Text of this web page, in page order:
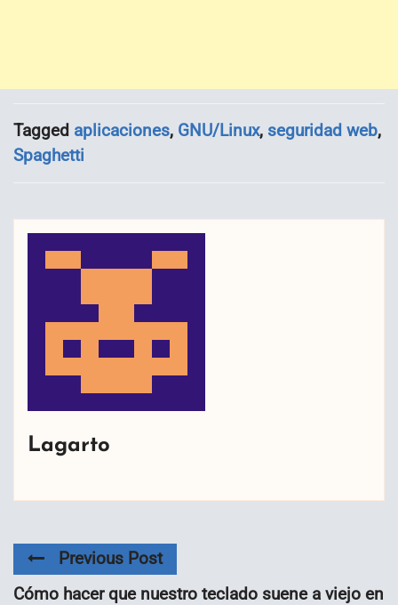
Tagged aplicaciones, GNU/Linux, seguridad web,
Spaghetti
Lagarto
Previous Post
Cómo hacer que nuestro teclado suene a viejo en